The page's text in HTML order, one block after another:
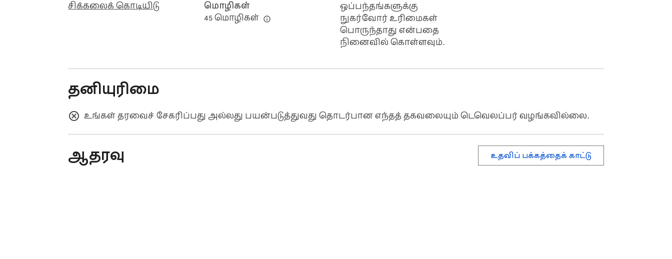
சிக்கலைக் கொடியிடு
மொழிகள்
45 மொழிகள்
ஒப்பந்தங்களுக்கு
நுகர்வோர் உரிமைகள்
பொருந்தாது என்பதை
நினைவில் கொள்ளவும்.
தனியுரிமை
உங்கள் தரவைச் சேகரிப்பது அல்லது பயன்படுத்துவது தொடர்பான எந்தத் தகவலையும் டெவெலப்பர் வழங்கவில்லை.
ஆதரவு உதவிப் பக்கத்தைக் காட்டு